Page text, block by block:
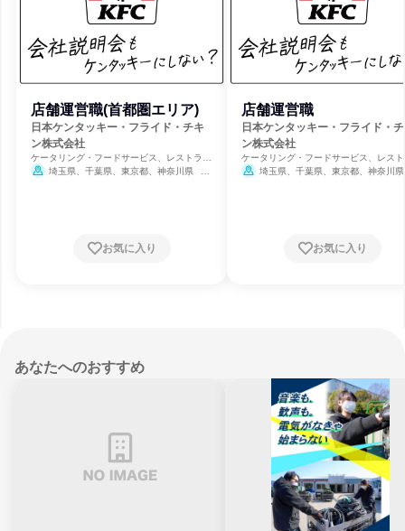
店舗運営職(首都圏エリア)
日本ケンタッキー・フライド・チキ
ン株式会社
ケータリング・フードサービス、レストラ
ン・カフェ、飲食
埼玉県、千葉県、東京都、神奈川県
お気に入り
店舗運営職
日本ケンタッキー・フライド・
ン株式会社
ケータリング・フードサービス、レス
ン・カフェ、飲食
埼玉県、千葉県、東京都、神奈川
お気に入り
あなたへのおすすめ